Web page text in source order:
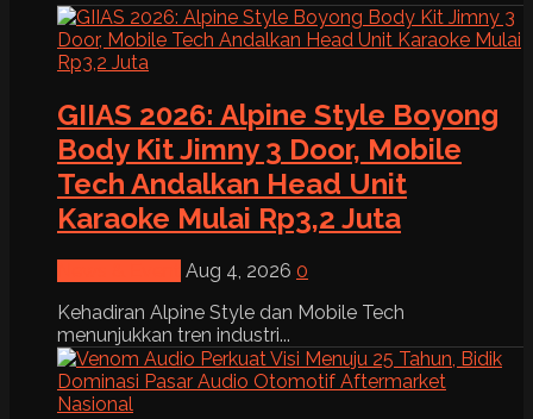
GIIAS 2026: Alpine Style Boyong
Body Kit Jimny 3 Door, Mobile
Tech Andalkan Head Unit
Karaoke Mulai Rp3,2 Juta
Aug 4, 2026 0
Kehadiran Alpine Style dan Mobile Tech
menunjukkan tren industri...